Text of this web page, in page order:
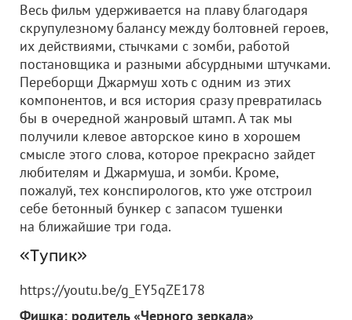
Весь фильм удерживается на плаву благодаря
скрупулезному балансу между болтовней героев,
их действиями, стычками с зомби, работой
постановщика и разными абсурдными штучками.
Переборщи Джармуш хоть с одним из этих
компонентов, и вся история сразу превратилась
бы в очередной жанровый штамп. А так мы
получили клевое авторское кино в хорошем
смысле этого слова, которое прекрасно зайдет
любителям и Джармуша, и зомби. Кроме,
пожалуй, тех конспирологов, кто уже отстроил
себе бетонный бункер с запасом тушенки
на ближайшие три года.
«Тупик»
https://youtu.be/g_EY5qZE178
Фишка: родитель «Черного зеркала»